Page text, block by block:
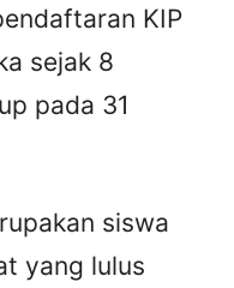
KIP
sejak 8
pada 31
siswa
yang lulus